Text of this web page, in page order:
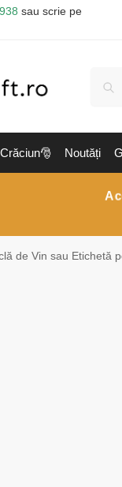
sau scrie pe
Noutăți
de Vin sau Etichetă